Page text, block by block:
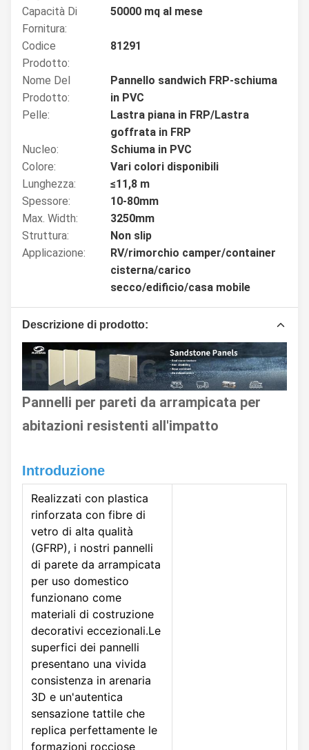
Capacità Di
Fornitura:
50000 mq al mese
Codice
Prodotto:
81291
Nome Del
Prodotto:
Pannello sandwich FRP-schiuma
in PVC
Pelle:
Lastra piana in FRP/Lastra
goffrata in FRP
Nucleo:
Schiuma in PVC
Colore:
Vari colori disponibili
Lunghezza:
≤11,8 m
Spessore:
10-80mm
Max. Width:
3250mm
Struttura:
Non slip
Applicazione:
RV/rimorchio camper/container
cisterna/carico
secco/edificio/casa mobile
Descrizione di prodotto:
Pannelli per pareti da arrampicata per
abitazioni resistenti all'impatto
Introduzione
Realizzati con plastica
rinforzata con fibre di
vetro di alta qualità
(GFRP), i nostri pannelli
di parete da arrampicata
per uso domestico
funzionano come
materiali di costruzione
decorativi eccezionali.Le
superfici dei pannelli
presentano una vivida
consistenza in arenaria
3D e un'autentica
sensazione tattile che
replica perfettamente le
formazioni rocciose